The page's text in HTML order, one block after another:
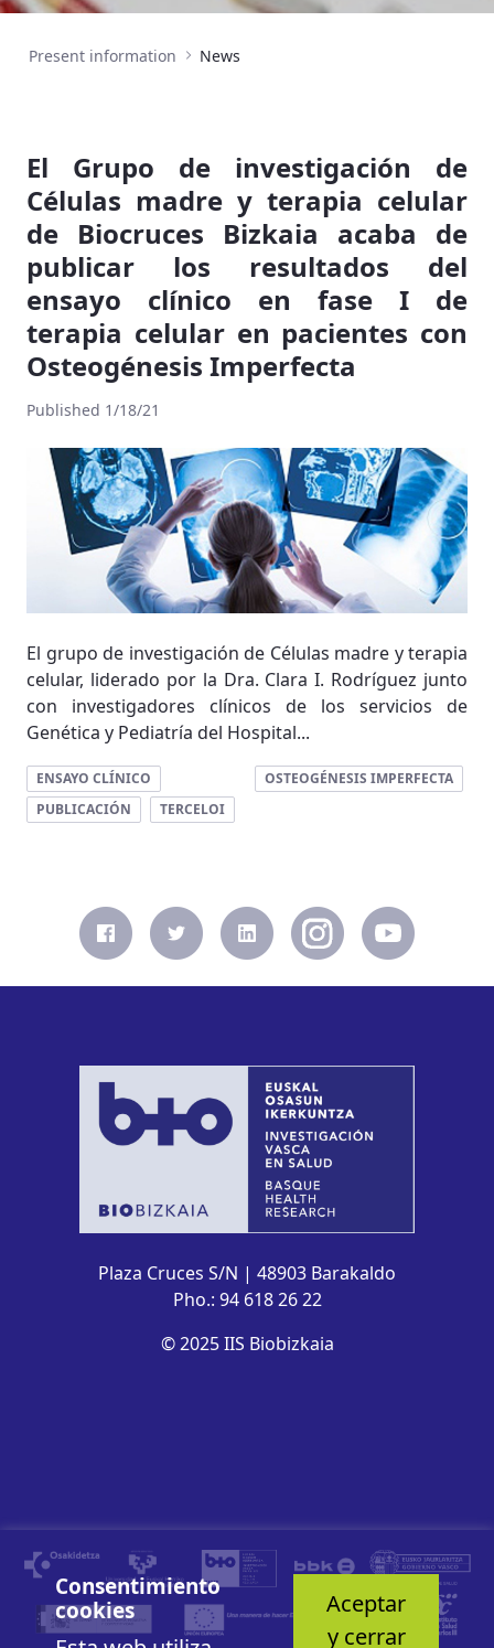
Present information News
El Grupo de investigación de
Células madre y terapia celular
de Biocruces Bizkaia acaba de
publicar los resultados del
ensayo clínico en fase I de
terapia celular en pacientes con
Osteogénesis Imperfecta
Published 1/18/21
El grupo de investigación de Células madre y terapia
celular, liderado por la Dra. Clara I. Rodríguez junto
con investigadores clínicos de los servicios de
Genética y Pediatría del Hospital...
ENSAYO CLÍNICO
OSTEOGÉNESIS IMPERFECTA
PUBLICACIÓN
TERCELOI
Plaza Cruces S/N | 48903 Barakaldo
Pho.: 94 618 26 22
© 2025 IIS Biobizkaia
Consentimiento
cookies
Aceptar
y cerrar